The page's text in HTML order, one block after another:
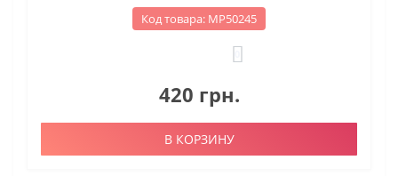
Код товара: МР50245
420 грн.
В КОРЗИНУ